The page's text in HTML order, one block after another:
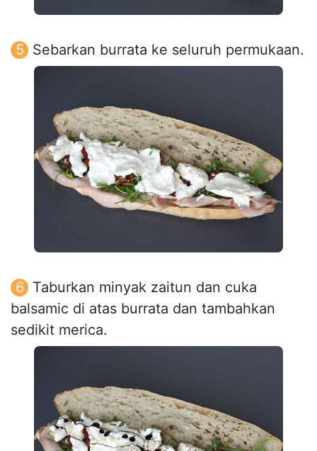
Sebarkan burrata ke seluruh permukaan.
Taburkan minyak zaitun dan cuka
balsamic di atas burrata dan tambahkan
sedikit merica.